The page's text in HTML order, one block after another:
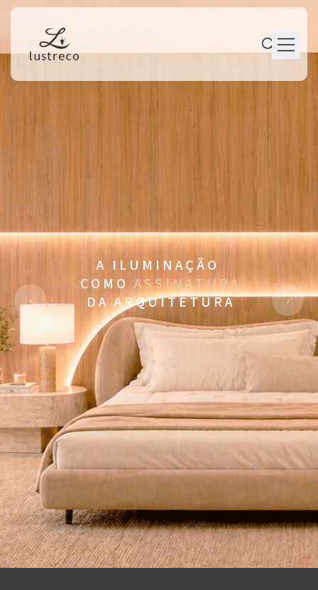
P e r s o n a l i z a ç ã o
P r o j e t o s
M a n u t e n ç ã o
T r a j e t ó r i a
C o n t a t o
A I L U M I N A Ç Ã O
C O M OA S S I N A T U R A
D A A R Q U I T E T U R A
‹ ›